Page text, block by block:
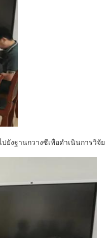
ยังฐานกวางซีเพื่อดําเนินการวิจัย